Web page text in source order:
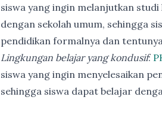
siswa yang ingin melanjutkan
dengan sekolah umum, sehingga
pendidikan formalnya dan
Lingkungan belajar yang kondusif:
siswa yang ingin menyelesaikan
sehingga siswa dapat belajar